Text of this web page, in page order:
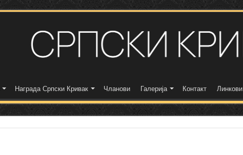
Награда Српски Кривак Чланови Галерија Контакт Линкови